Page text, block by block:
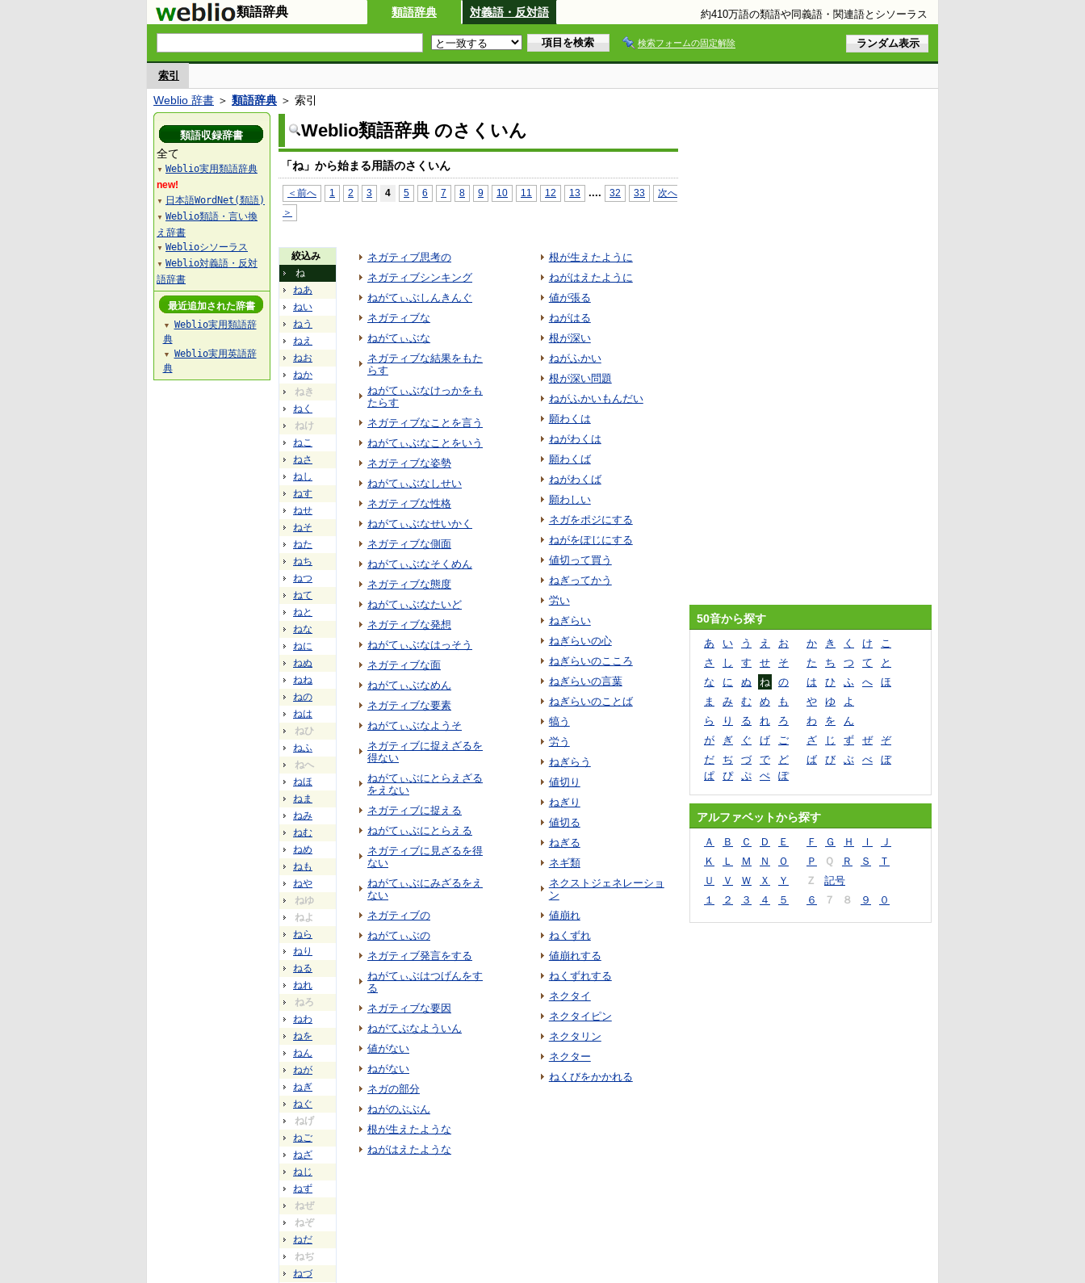
類語辞典 類語辞典 対義語・反対語 約410万語の類語や同義語・関連語とシソーラス
検索フォームの固定解除
索引
Weblio 辞書 ＞ 類語辞典 ＞ 索引
Weblio類語辞典 のさくいん
「ね」から始まる用語のさくいん
＜前へ 1 2 3 4 5 6 7 8 9 10 11 12 13 .... 32 33
次へ
＞
絞込み
ね
ねあ
ねい
ねう
ねえ
ねお
ねか
ねき
ねく
ねけ
ねこ
ねさ
ねし
ねす
ねせ
ねそ
ねた
ねち
ねつ
ねて
ねと
ねな
ねに
ねぬ
ねね
ねの
ねは
ねひ
ねふ
ねへ
ねほ
ねま
ねみ
ねむ
ねめ
ねも
ねや
ねゆ
ねよ
ねら
ねり
ねる
ねれ
ねろ
ねわ
ねを
ねん
ねが
ねぎ
ねぐ
ねげ
ねご
ねざ
ねじ
ねず
ねぜ
ねぞ
ねだ
ねぢ
ねづ
ネガティブ思考の
ネガティブシンキング
ねがてぃぶしんきんぐ
ネガティブな
ねがてぃぶな
ネガティブな結果をもた
らす
ねがてぃぶなけっかをも
たらす
ネガティブなことを言う
ねがてぃぶなことをいう
ネガティブな姿勢
ねがてぃぶなしせい
ネガティブな性格
ねがてぃぶなせいかく
ネガティブな側面
ねがてぃぶなそくめん
ネガティブな態度
ねがてぃぶなたいど
ネガティブな発想
ねがてぃぶなはっそう
ネガティブな面
ねがてぃぶなめん
ネガティブな要素
ねがてぃぶなようそ
ネガティブに捉えざるを
得ない
ねがてぃぶにとらえざる
をえない
ネガティブに捉える
ねがてぃぶにとらえる
ネガティブに見ざるを得
ない
ねがてぃぶにみざるをえ
ない
ネガティブの
ねがてぃぶの
ネガティブ発言をする
ねがてぃぶはつげんをす
る
ネガティブな要因
ねがてぶなよういん
値がない
ねがない
ネガの部分
ねがのぶぶん
根が生えたような
ねがはえたような
根が生えたように
ねがはえたように
値が張る
ねがはる
根が深い
ねがふかい
根が深い問題
ねがふかいもんだい
願わくは
ねがわくは
願わくば
ねがわくば
願わしい
ネガをポジにする
ねがをぽじにする
値切って買う
ねぎってかう
労い
ねぎらい
ねぎらいの心
ねぎらいのこころ
ねぎらいの言葉
ねぎらいのことば
犒う
労う
ねぎらう
値切り
ねぎり
値切る
ねぎる
ネギ類
ネクストジェネレーショ
ン
値崩れ
ねくずれ
値崩れする
ねくずれする
ネクタイ
ネクタイピン
ネクタリン
ネクター
ねくびをかかれる
類語収録辞書
全て
▼ Weblio実用類語辞典
new!
▼ 日本語WordNet(類語)
▼ Weblio類語・言い換
え辞書
▼ Weblioシソーラス
▼ Weblio対義語・反対
語辞書
最近追加された辞書
▼
Weblio実用類語辞
典
▼
Weblio実用英語辞
典
50音から探す
あ い う え お か き く け
こ
さ
し す せ そ た ち つ て
と
な
に ぬ ね の は ひ ふ へ
ほ
ま
み む め も や ゆ
よ
ら
り る れ ろ わ を
ん
が
ぎ ぐ げ ご ざ じ ず ぜ
ぞ
だ
ぢ づ で ど ば び ぶ べ
ぼ
ぱ
ぴ ぷ ぺ ぽ
アルファベットから探す
Ａ Ｂ Ｃ Ｄ Ｅ Ｆ Ｇ Ｈ Ｉ
Ｊ
Ｋ
Ｌ Ｍ Ｎ Ｏ Ｐ Ｑ Ｒ Ｓ
Ｔ
Ｕ
Ｖ Ｗ Ｘ Ｙ Ｚ
記号
１
２ ３ ４ ５ ６ ７ ８ ９ ０